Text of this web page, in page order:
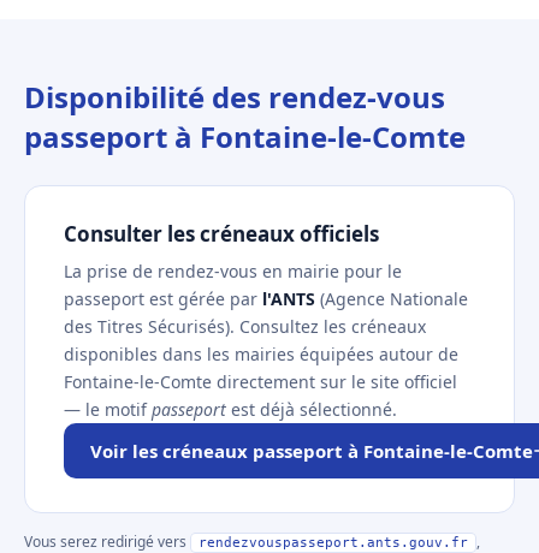
Disponibilité des rendez-vous
passeport à Fontaine-le-Comte
Consulter les créneaux officiels
La prise de rendez-vous en mairie pour le
passeport est gérée par l'ANTS (Agence Nationale
des Titres Sécurisés). Consultez les créneaux
disponibles dans les mairies équipées autour de
Fontaine-le-Comte directement sur le site officiel
— le motifpasseport est déjà sélectionné.
Voir les créneaux passeport à Fontaine-le-Comte
Vous serez redirigé vers rendezvouspasseport.ants.gouv.fr
,